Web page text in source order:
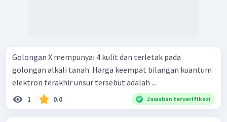
Golongan X mempunyai 4 kulit dan terletak pada
golongan alkali tanah. Harga keempat bilangan kuantum
elektron terakhir unsur tersebut adalah ...
1 0.0 Jawaban terverifikasi